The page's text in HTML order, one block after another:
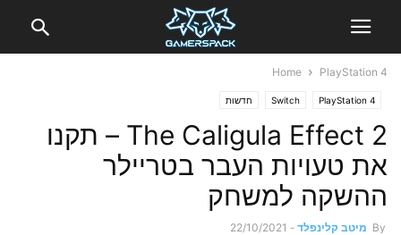
Home PlayStation 4
PlayStation 4
Switch חדשות
The Caligula Effect 2 – תקנו
את טעויות העבר בטריילר
ההשקה למשחק
By מיטב קלינפלד -
22/10/2021